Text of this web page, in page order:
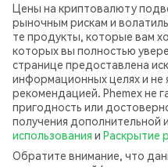
Цены на криптовалюту
рыночным рискам и
те продукты, которые вам
которых вы полностью
странице предоставлена
информационных целях и не
рекомендацией. Phemex не
пригодность или
получения дополнительной
использования и Раскрытие
Обратите внимание, что